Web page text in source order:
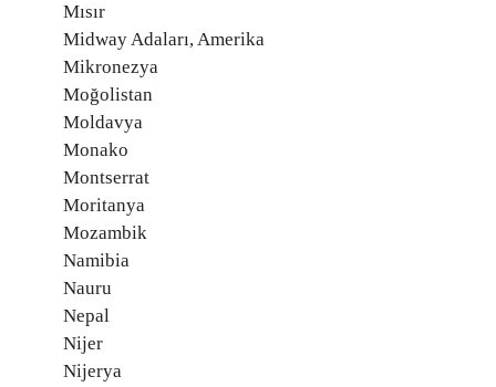
Mısır
Midway Adaları, Amerika
Mikronezya
Moğolistan
Moldavya
Monako
Montserrat
Moritanya
Mozambik
Namibia
Nauru
Nepal
Nijer
Nijerya